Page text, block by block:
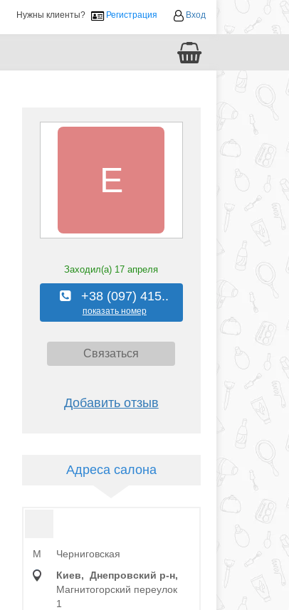
Нужны клиенты? Регистрация Вход
E
Заходил(а) 17 апреля
+38 (097) 415..
показать номер
Связаться
Добавить отзыв
Адреса салона
M
Черниговская
Киев, Днепровский р‑н,
Магнитогорский переулок
1